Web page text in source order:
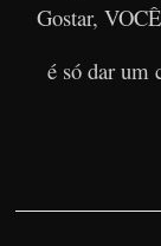
Gostar,
é só dar um